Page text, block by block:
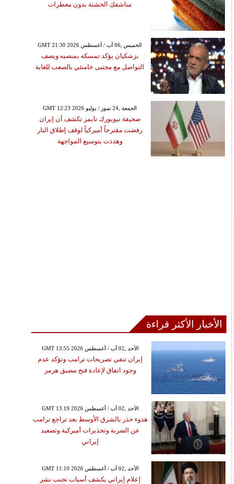
مناشفكِ الخشنة بدون معطرات
GMT 21:30 2026 الخميس ,06 آب / أغسطس
بزشكيان يؤكد تمسكه بمنصبه ويصف
التواصل مع مجتبى خامنئي بالصعب للغاية
GMT 12:23 2026 الجمعة ,24 تموز / يوليو
صحيفة نيويورك تايمز تكشف أن إيران
رفضت مقترحاً أميركياً لوقف إطلاق النار
وهددت بتوسيع المواجهة
الأخبار الأكثر قراءة
GMT 13:55 2026 الأحد ,02 آب / أغسطس
إيران تنفي تصريحات ترامب وتؤكد عدم
وجود اتفاق لإعادة فتح مضيق هرمز
GMT 13:19 2026 الأحد ,02 آب / أغسطس
هدوء حذر بالشرق الأوسط بعد تراجع ترامب
عن الضربة وتحذيرات أميركية وتصعيد
إيراني
GMT 11:10 2026 الأحد ,02 آب / أغسطس
إعلام إيراني يكشف أسباب تجنب نشر